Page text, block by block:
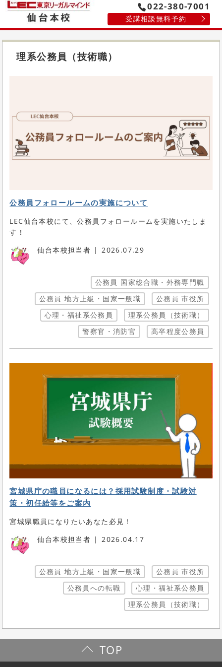
022-380-7001
受講相談無料予約
理系公務員（技術職）
公務員フォロールームの実施について
LEC仙台本校にて、公務員フォロールームを実施いたしま
す！
仙台本校担当者
2026.07.29
公務員 国家総合職・外務専門職
公務員 地方上級・国家一般職
公務員 市役所
心理・福祉系公務員
理系公務員（技術職）
警察官・消防官
高卒程度公務員
宮城県庁の職員になるには？採用試験制度・試験対
策・初任給等をご案内
宮城県職員になりたいあなた必見！
仙台本校担当者
2026.04.17
公務員 地方上級・国家一般職
公務員 市役所
公務員への転職
心理・福祉系公務員
理系公務員（技術職）
TOP